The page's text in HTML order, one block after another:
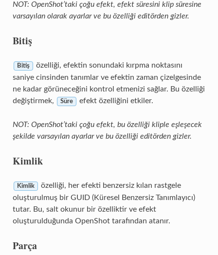
NOT: OpenShot’taki çoğu efekt, efekt süresini klip süresine
varsayılan olarak ayarlar ve bu özelliği editörden gizler.
Bitiş
Bitiş
özelliği, efektin sonundaki kırpma noktasını
saniye cinsinden tanımlar ve efektin zaman çizelgesinde
ne kadar görüneceğini kontrol etmenizi sağlar. Bu özelliği
değiştirmek,
Süre efekt özelliğini etkiler.
NOT: OpenShot’taki çoğu efekt, bu özelliği kliple eşleşecek
şekilde varsayılan ayarlar ve bu özelliği editörden gizler.
Kimlik
Kimlik
özelliği, her efekti benzersiz kılan rastgele
oluşturulmuş bir GUID (Küresel Benzersiz Tanımlayıcı)
tutar. Bu, salt okunur bir özelliktir ve efekt
oluşturulduğunda OpenShot tarafından atanır.
Parça